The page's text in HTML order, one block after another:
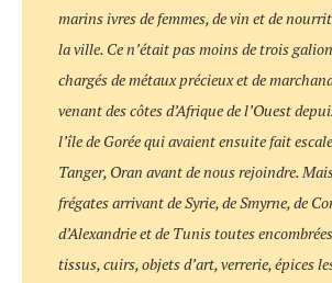
marins ivres de femmes, de vin et de
la ville. Ce n’était pas moins de trois
chargés de métaux précieux et de
venant des côtes d’Afrique de l’Ouest
l’île de Gorée qui avaient ensuite fait
Tanger, Oran avant de nous rejoindre.
frégates arrivant de Syrie, de Smyrne, de
d’Alexandrie et de Tunis toutes
tissus, cuirs, objets d’art, verrerie, épices